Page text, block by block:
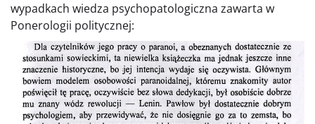
wypadkach wiedza psychopatologiczna zawarta w
Ponerologii politycznej: